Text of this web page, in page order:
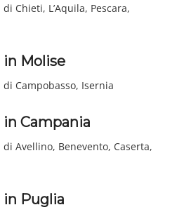
Chieti, L’Aquila, Pescara,
in Molise
Campobasso, Isernia
Campania
Avellino, Benevento, Caserta,
in Puglia